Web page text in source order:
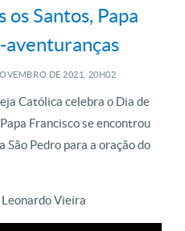
os Santos, Papa
aventuranças
DE 2021, 20H02
Católica celebra o Dia de
Francisco se encontrou
São Pedro para a oração do
Vieira